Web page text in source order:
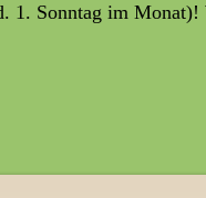
1. Sonntag im Monat)!